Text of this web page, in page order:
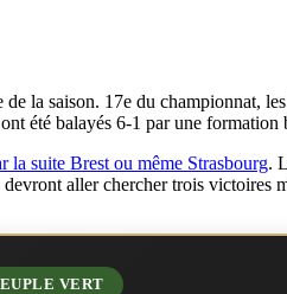
la saison. 17e du championnat,
été balayés 6-1 par une formation
la suite Brest ou même Strasbourg.
aller chercher trois victoires
VERT